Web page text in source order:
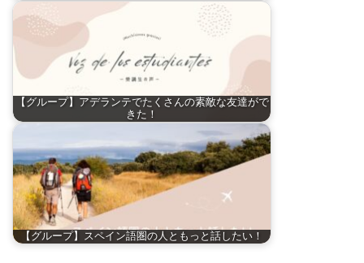
【グループ】アデランテでたくさんの素敵な友達がで
きた！
【グループ】スペイン語圏の人ともっと話したい！